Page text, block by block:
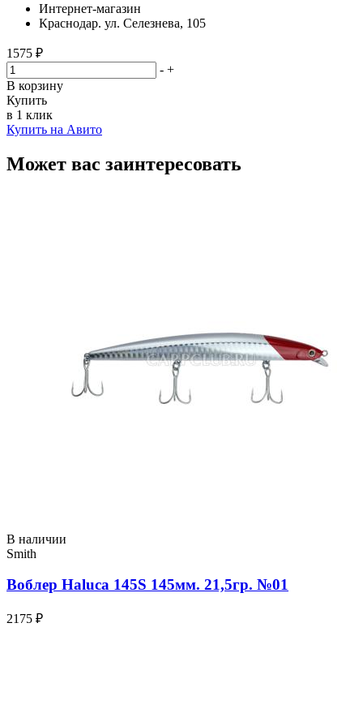
Интернет-магазин
Краснодар. ул. Селезнева, 105
1575 ₽
- +
В корзину
Купить
в 1 клик
Купить на Авито
Может вас заинтересовать
В наличии
Smith
Воблер Haluca 145S 145мм. 21,5гр. №01
2175 ₽